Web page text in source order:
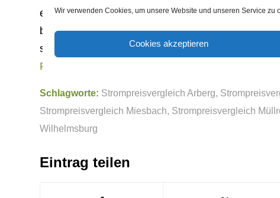
Wir verwenden Cookies, um unsere Website und unseren Service zu
Cookies akzeptieren
ersten 12 Monaten einmalige Bonuszahlungen.
bei der Wahl für einen ganz bestimmten Anbieter
scheinen zu aller erst Angebote mit
Rankensteinseo
Schlagworte: Strompreisvergleich Arberg,
Strompreisvergleich Miesbach, Strompreisvergleich
Wilhelmsburg
Eintrag teilen